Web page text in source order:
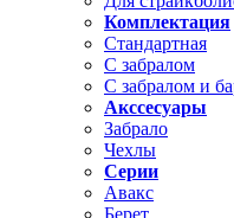
Комплектация
Стандартная
С забралом
С забралом и
Акссесуары
Забрало
Чехлы
Серии
Авакс
Берет